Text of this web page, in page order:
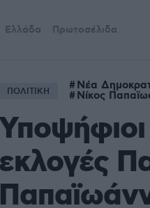
Ελλάδα Πρωτοσέλιδα
ΠΟΛΙΤΙΚΗ Νέα
Νίκος
εκλογές